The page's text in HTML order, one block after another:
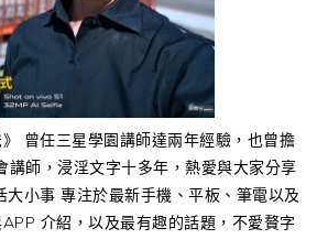
曾任三星學園講師達兩年經驗，也曾擔
講師，浸淫文字十多年，熱愛與大家分享
大小事 專注於最新手機、平板、筆電以及
介紹，以及最有趣的話題，不愛贅字